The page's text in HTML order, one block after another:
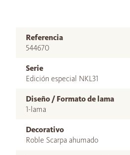
Referencia
544670
Serie
Edición especial NKL31
Diseño / Formato de lama
1-lama
Decorativo
Roble Scarpa ahumado